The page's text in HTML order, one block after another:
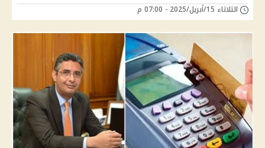
الثلاثاء 15/أبريل/2025 - 07:00 م